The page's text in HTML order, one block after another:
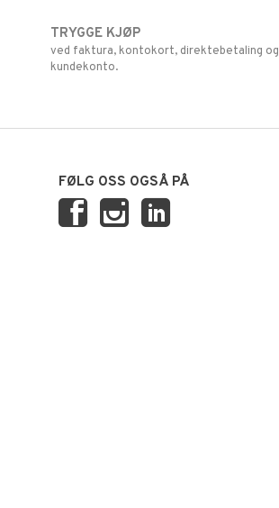
TRYGGE KJØP
ved faktura, kontokort, direktebetaling og
kundekonto.
FØLG OSS OGSÅ PÅ